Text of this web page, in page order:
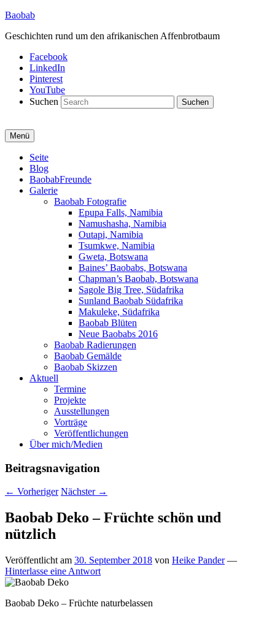
Baobab
Geschichten rund um den afrikanischen Affenbrotbaum
Facebook
LinkedIn
Pinterest
YouTube
Suchen
Menü
Primäres
Menü
Seite
Blog
BaobabFreunde
Galerie
Baobab Fotografie
Epupa Falls, Namibia
Namushasha, Namibia
Outapi, Namibia
Tsumkwe, Namibia
Gweta, Botswana
Baines’ Baobabs, Botswana
Chapman’s Baobab, Botswana
Sagole Big Tree, Südafrika
Sunland Baobab Südafrika
Makuleke, Südafrika
Baobab Blüten
Neue Baobabs 2016
Baobab Radierungen
Baobab Gemälde
Baobab Skizzen
Aktuell
Termine
Projekte
Ausstellungen
Vorträge
Veröffentlichungen
Über mich/Medien
Beitragsnavigation
← Vorheriger Nächster →
Baobab Deko – Früchte schön und
nützlich
Veröffentlicht am 30. September 2018 von Heike Pander —
Hinterlasse eine Antwort
Baobab Deko – Früchte naturbelassen